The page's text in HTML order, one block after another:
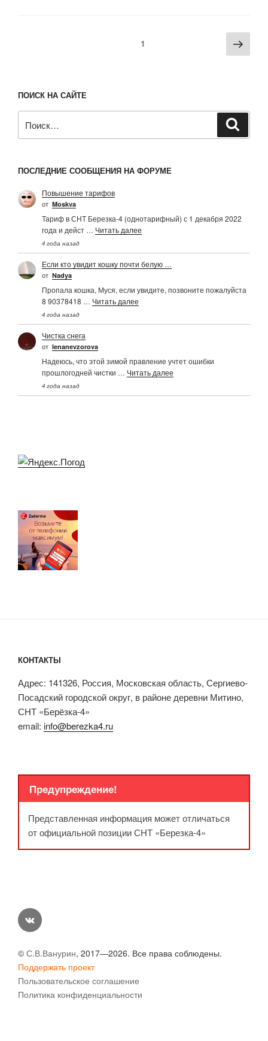
1
ПОИСК НА САЙТЕ
ПОСЛЕДНИЕ СООБЩЕНИЯ НА ФОРУМЕ
Повышение тарифов
от Moskva
Тариф в СНТ Березка-4 (однотарифный) с 1 декабря 2022
года и дейст … Читать далее
4 года назад
Если кто увидит кошку почти белую …
от Nadya
Пропала кошка, Муся, если увидите, позвоните пожалуйста
8 90378418 … Читать далее
4 года назад
Чистка снега
от Ienanevzorova
Надеюсь, что этой зимой правление учтет ошибки
прошлогодней чистки … Читать далее
4 года назад
КОНТАКТЫ
Адрес: 141326, Россия, Московская область, Сергиево-
Посадский городской округ, в районе деревни Митино,
СНТ «Берёзка-4»
email: info@berezka4.ru
Предупреждение!
Представленная информация может отличаться
от официальной позиции СНТ «Березка-4»
vk
© С.В.Ванурин, 2017—2026. Все права соблюдены.
Поддержать проект
Пользовательское соглашение
Политика конфиденциальности